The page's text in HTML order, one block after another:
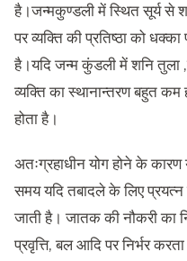
है।जन्मकुण्डली में स्थित सूर्य से
पर व्यक्ति की प्रतिष्ठा को
है।यदि जन्म कुंडली में शनि तुला
व्यक्ति का स्थानान्तरण बहुत कम
होता है।
अतःग्रहाधीन योग होने के
समय यदि तबादले के लिए
जाती है। जातक की नौकरी का
प्रवृत्ति, बल आदि पर निर्भर